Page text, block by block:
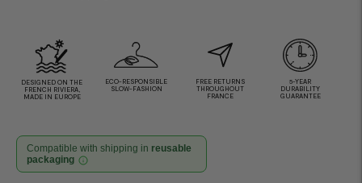
DESIGNED ON THE
FRENCH RIVIERA,
MADE IN EUROPE
ECO-RESPONSIBLE
SLOW-FASHION
FREE RETURNS
THROUGHOUT
FRANCE
5-YEAR
DURABILITY
GUARANTEE
Compatible with shipping in reusable
packaging